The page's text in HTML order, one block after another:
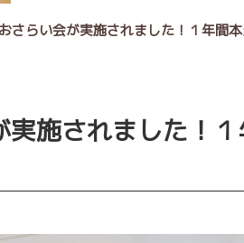
さらい会が実施されました！１年間
施されました！